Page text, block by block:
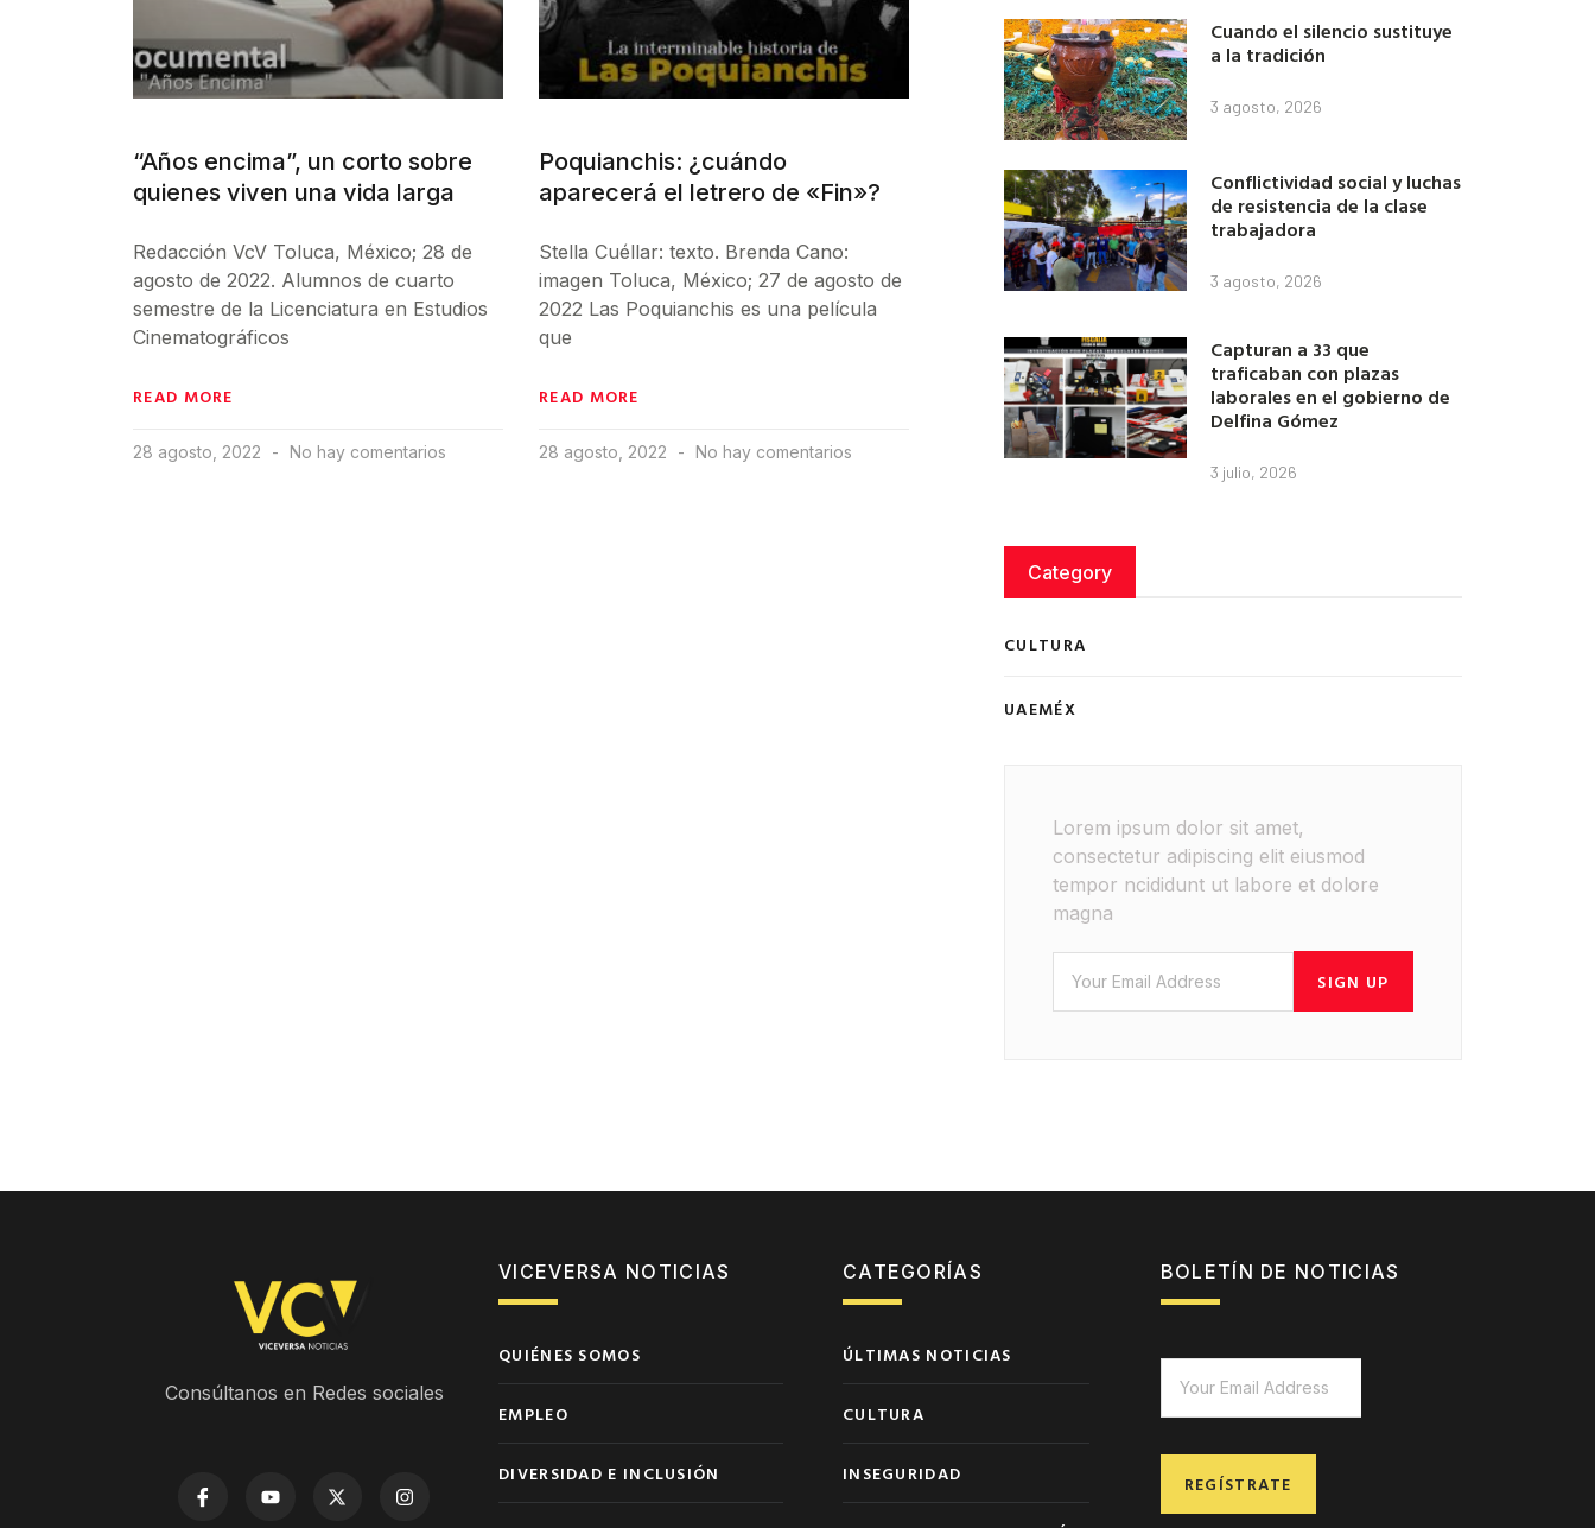
“Años encima”, un corto sobre
quienes viven una vida larga
Redacción VcV Toluca, México; 28 de
agosto de 2022. Alumnos de cuarto
semestre de la Licenciatura en Estudios
Cinematográficos
READ MORE
28 agosto, 2022 No hay comentarios
Poquianchis: ¿cuándo
aparecerá el letrero de «Fin»?
Stella Cuéllar: texto. Brenda Cano:
imagen Toluca, México; 27 de agosto de
2022 Las Poquianchis es una película
que
READ MORE
28 agosto, 2022 No hay comentarios
Cuando el silencio sustituye
a la tradición
3 agosto, 2026
Conflictividad social y luchas
de resistencia de la clase
trabajadora
3 agosto, 2026
Capturan a 33 que
traficaban con plazas
laborales en el gobierno de
Delfina Gómez
3 julio, 2026
Category
CULTURA
UAEMÉX
Lorem ipsum dolor sit amet,
consectetur adipiscing elit eiusmod
tempor ncididunt ut labore et dolore
magna
SIGN UP
Consúltanos en Redes sociales
VICEVERSA NOTICIAS
QUIÉNES SOMOS
EMPLEO
DIVERSIDAD E INCLUSIÓN
CATEGORÍAS
ÚLTIMAS NOTICIAS
CULTURA
INSEGURIDAD
BOLETÍN DE NOTICIAS
REGÍSTRATE